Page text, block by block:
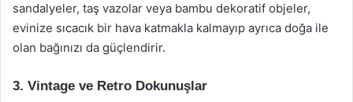
sandalyeler, taş vazolar veya bambu dekoratif objeler,
evinize sıcacık bir hava katmakla kalmayıp ayrıca doğa ile
olan bağınızı da güçlendirir.
3. Vintage ve Retro Dokunuşlar